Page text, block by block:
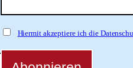
Hiermit akzeptiere ich die